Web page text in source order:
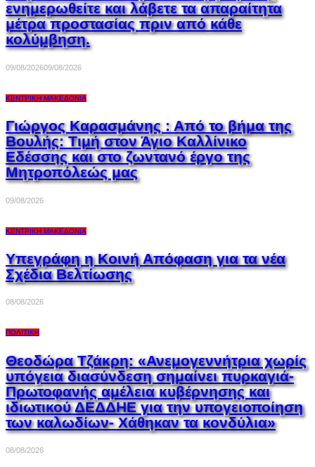
ενημερωθείτε και λάβετε τα απαραίτητα
μέτρα προστασίας πριν από κάθε
κολύμβηση.
09/08/202609/08/2026
ΚΕΝΤΡΙΚΉ ΜΑΚΕΔΟΝΊΑ
Γιώργος Καρασμάνης : Από το βήμα της
Βουλής: Τιμή στον Άγιο Καλλίνικο
Εδέσσης και στο ζωντανό έργο της
Μητροπόλεώς μας
09/08/2026
ΚΕΝΤΡΙΚΉ ΜΑΚΕΔΟΝΊΑ
Υπεγράφη η Κοινή Απόφαση για τα νέα
Σχέδια Βελτίωσης
08/08/2026
ΠΟΛΙΤΙΚΉ
Θεοδώρα Τζάκρη: «Ανεμογεννήτρια χωρίς
υπόγεια διασύνδεση σημαίνει πυρκαγιά-
Πρωτοφανής αμέλεια κυβέρνησης και
ιδιωτικού ΔΕΔΔΗΕ για την υπογειοποίηση
των καλωδίων- Χάθηκαν τα κονδύλια»
08/08/2026